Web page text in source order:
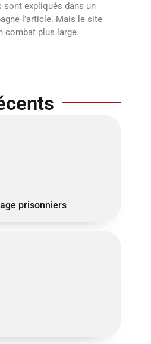
expliqués dans un
l’article. Mais le site
combat plus large.
prisonniers